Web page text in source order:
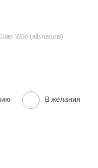
W66 (alb/natural)
В желания